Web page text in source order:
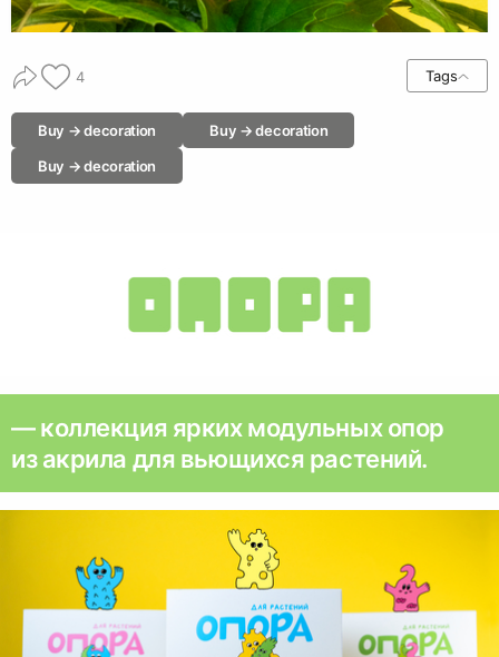
4 Tags
Buy → decoration
Buy → decoration
Buy → decoration
— коллекция ярких модульных опор
из акрила для вьющихся растений.